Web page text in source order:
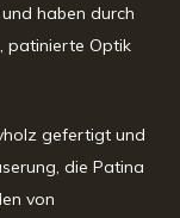
haben durch
patinierte Optik
gefertigt und
die Patina
von